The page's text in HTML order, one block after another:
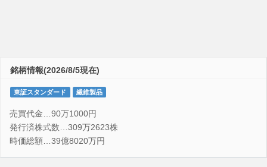
銘柄情報(2026/8/5現在)
東証スタンダード 繊維製品
売買代金…90万1000円
発行済株式数…309万2623株
時価総額…39億8020万円